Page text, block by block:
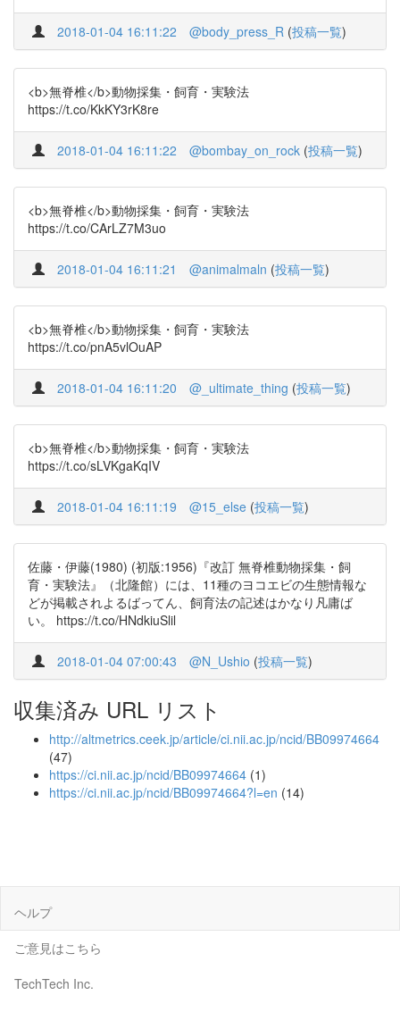
2018-01-04 16:11:22 @body_press_R (投稿一覧)
<b>無脊椎</b>動物採集・飼育・実験法
https://t.co/KkKY3rK8re
2018-01-04 16:11:22 @bombay_on_rock (投稿一覧)
<b>無脊椎</b>動物採集・飼育・実験法
https://t.co/CArLZ7M3uo
2018-01-04 16:11:21 @animalmaln (投稿一覧)
<b>無脊椎</b>動物採集・飼育・実験法
https://t.co/pnA5vlOuAP
2018-01-04 16:11:20 @_ultimate_thing (投稿一覧)
<b>無脊椎</b>動物採集・飼育・実験法
https://t.co/sLVKgaKqIV
2018-01-04 16:11:19 @15_else (投稿一覧)
佐藤・伊藤(1980) (初版:1956)『改訂 無脊椎動物採集・飼
育・実験法』（北隆館）には、11種のヨコエビの生態情報な
どが掲載されよるばってん、飼育法の記述はかなり凡庸ば
い。 https://t.co/HNdkiuSlil
2018-01-04 07:00:43 @N_Ushio (投稿一覧)
収集済み URL リスト
http://altmetrics.ceek.jp/article/ci.nii.ac.jp/ncid/BB09974664
(47)
https://ci.nii.ac.jp/ncid/BB09974664 (1)
https://ci.nii.ac.jp/ncid/BB09974664?l=en (14)
ヘルプ
ご意見はこちら
TechTech Inc.